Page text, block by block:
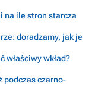
na ile stron starcza
doradzamy, jak je
właściwy wkład?
podczas czarno-